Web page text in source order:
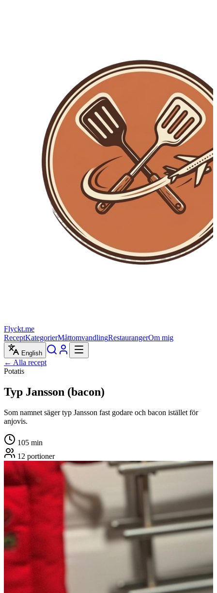
Flyckt.me
ReceptKategorierMåttomvandlingRestaurangerOm mig
English
← Alla recept
Potatis
Typ Jansson (bacon)
Som namnet säger typ Jansson fast godare och bacon istället för
anjovis.
105 min
12 portioner